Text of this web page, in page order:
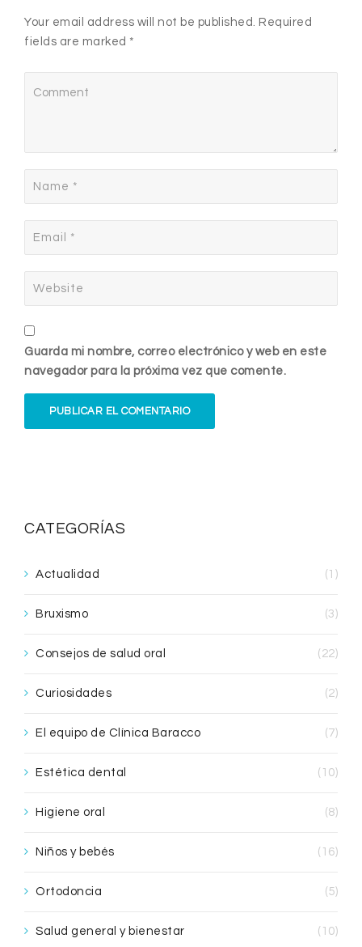
Your email address will not be published. Required
fields are marked *
Guarda mi nombre, correo electrónico y web en este
navegador para la próxima vez que comente.
CATEGORÍAS
Actualidad (1)
Bruxismo (3)
Consejos de salud oral (22)
Curiosidades (2)
El equipo de Clínica Baracco (7)
Estética dental (10)
Higiene oral (8)
Niños y bebés (16)
Ortodoncia (5)
Salud general y bienestar (10)